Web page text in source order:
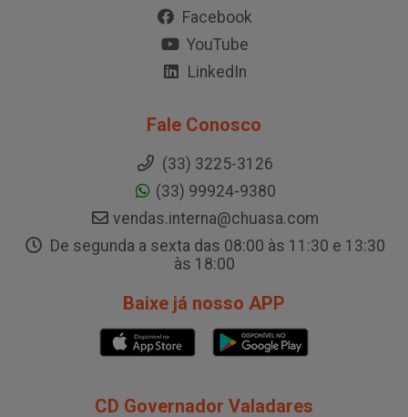
Facebook
YouTube
LinkedIn
Fale Conosco
(33) 3225-3126
(33) 99924-9380
vendas.interna@chuasa.com
De segunda a sexta das 08:00 às 11:30 e 13:30
às 18:00
Baixe já nosso APP
CD Governador Valadares